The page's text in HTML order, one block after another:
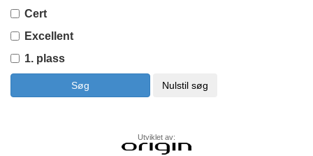
Cert
Excellent
1. plass
Utviklet av: